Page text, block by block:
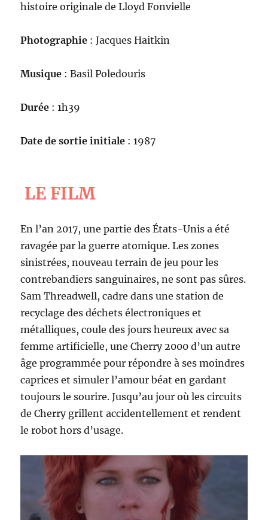
histoire originale de Lloyd Fonvielle
Photographie : Jacques Haitkin
Musique : Basil Poledouris
Durée : 1h39
Date de sortie initiale : 1987
LE FILM
En l’an 2017, une partie des États-Unis a été
ravagée par la guerre atomique. Les zones
sinistrées, nouveau terrain de jeu pour les
contrebandiers sanguinaires, ne sont pas sûres.
Sam Threadwell, cadre dans une station de
recyclage des déchets électroniques et
métalliques, coule des jours heureux avec sa
femme artificielle, une Cherry 2000 d’un autre
âge programmée pour répondre à ses moindres
caprices et simuler l’amour béat en gardant
toujours le sourire. Jusqu’au jour où les circuits
de Cherry grillent accidentellement et rendent
le robot hors d’usage.